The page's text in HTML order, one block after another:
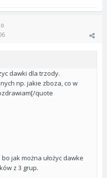
dawki dla trzody.
np. jakie zboza, co w
quote
jak można ułożyc dawke
z 3 grup.